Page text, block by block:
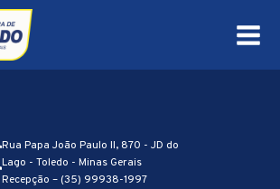
Rua Papa João Paulo II, 870 - JD do
Lago - Toledo - Minas Gerais
Recepção – (35) 99938-1997